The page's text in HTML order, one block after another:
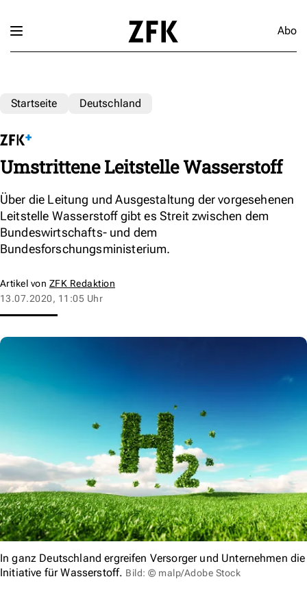
Abo
Startseite Deutschland
Umstrittene Leitstelle Wasserstoff
Über die Leitung und Ausgestaltung der vorgesehenen
Leitstelle Wasserstoff gibt es Streit zwischen dem
Bundeswirtschafts- und dem
Bundesforschungsministerium.
Artikel von ZFK Redaktion
13.07.2020, 11:05 Uhr
In ganz Deutschland ergreifen Versorger und Unternehmen die
Initiative für Wasserstoff. Bild: © malp/Adobe Stock